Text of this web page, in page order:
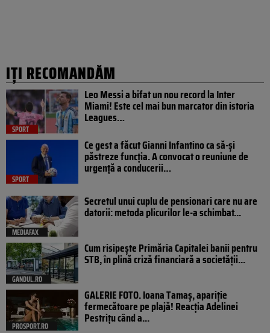
IȚI RECOMANDĂM
SPORT
Leo Messi a bifat un nou record la Inter
Miami! Este cel mai bun marcator din istoria
Leagues…
SPORT
Ce gest a făcut Gianni Infantino ca să-și
păstreze funcția. A convocat o reuniune de
urgență a conducerii…
MEDIAFAX
Secretul unui cuplu de pensionari care nu are
datorii: metoda plicurilor le-a schimbat...
GANDUL.RO
Cum risipește Primăria Capitalei banii pentru
STB, în plină criză financiară a societății...
PROSPORT.RO
GALERIE FOTO. Ioana Tamaş, apariție
fermecătoare pe plajă! Reacția Adelinei
Pestrițu când a...